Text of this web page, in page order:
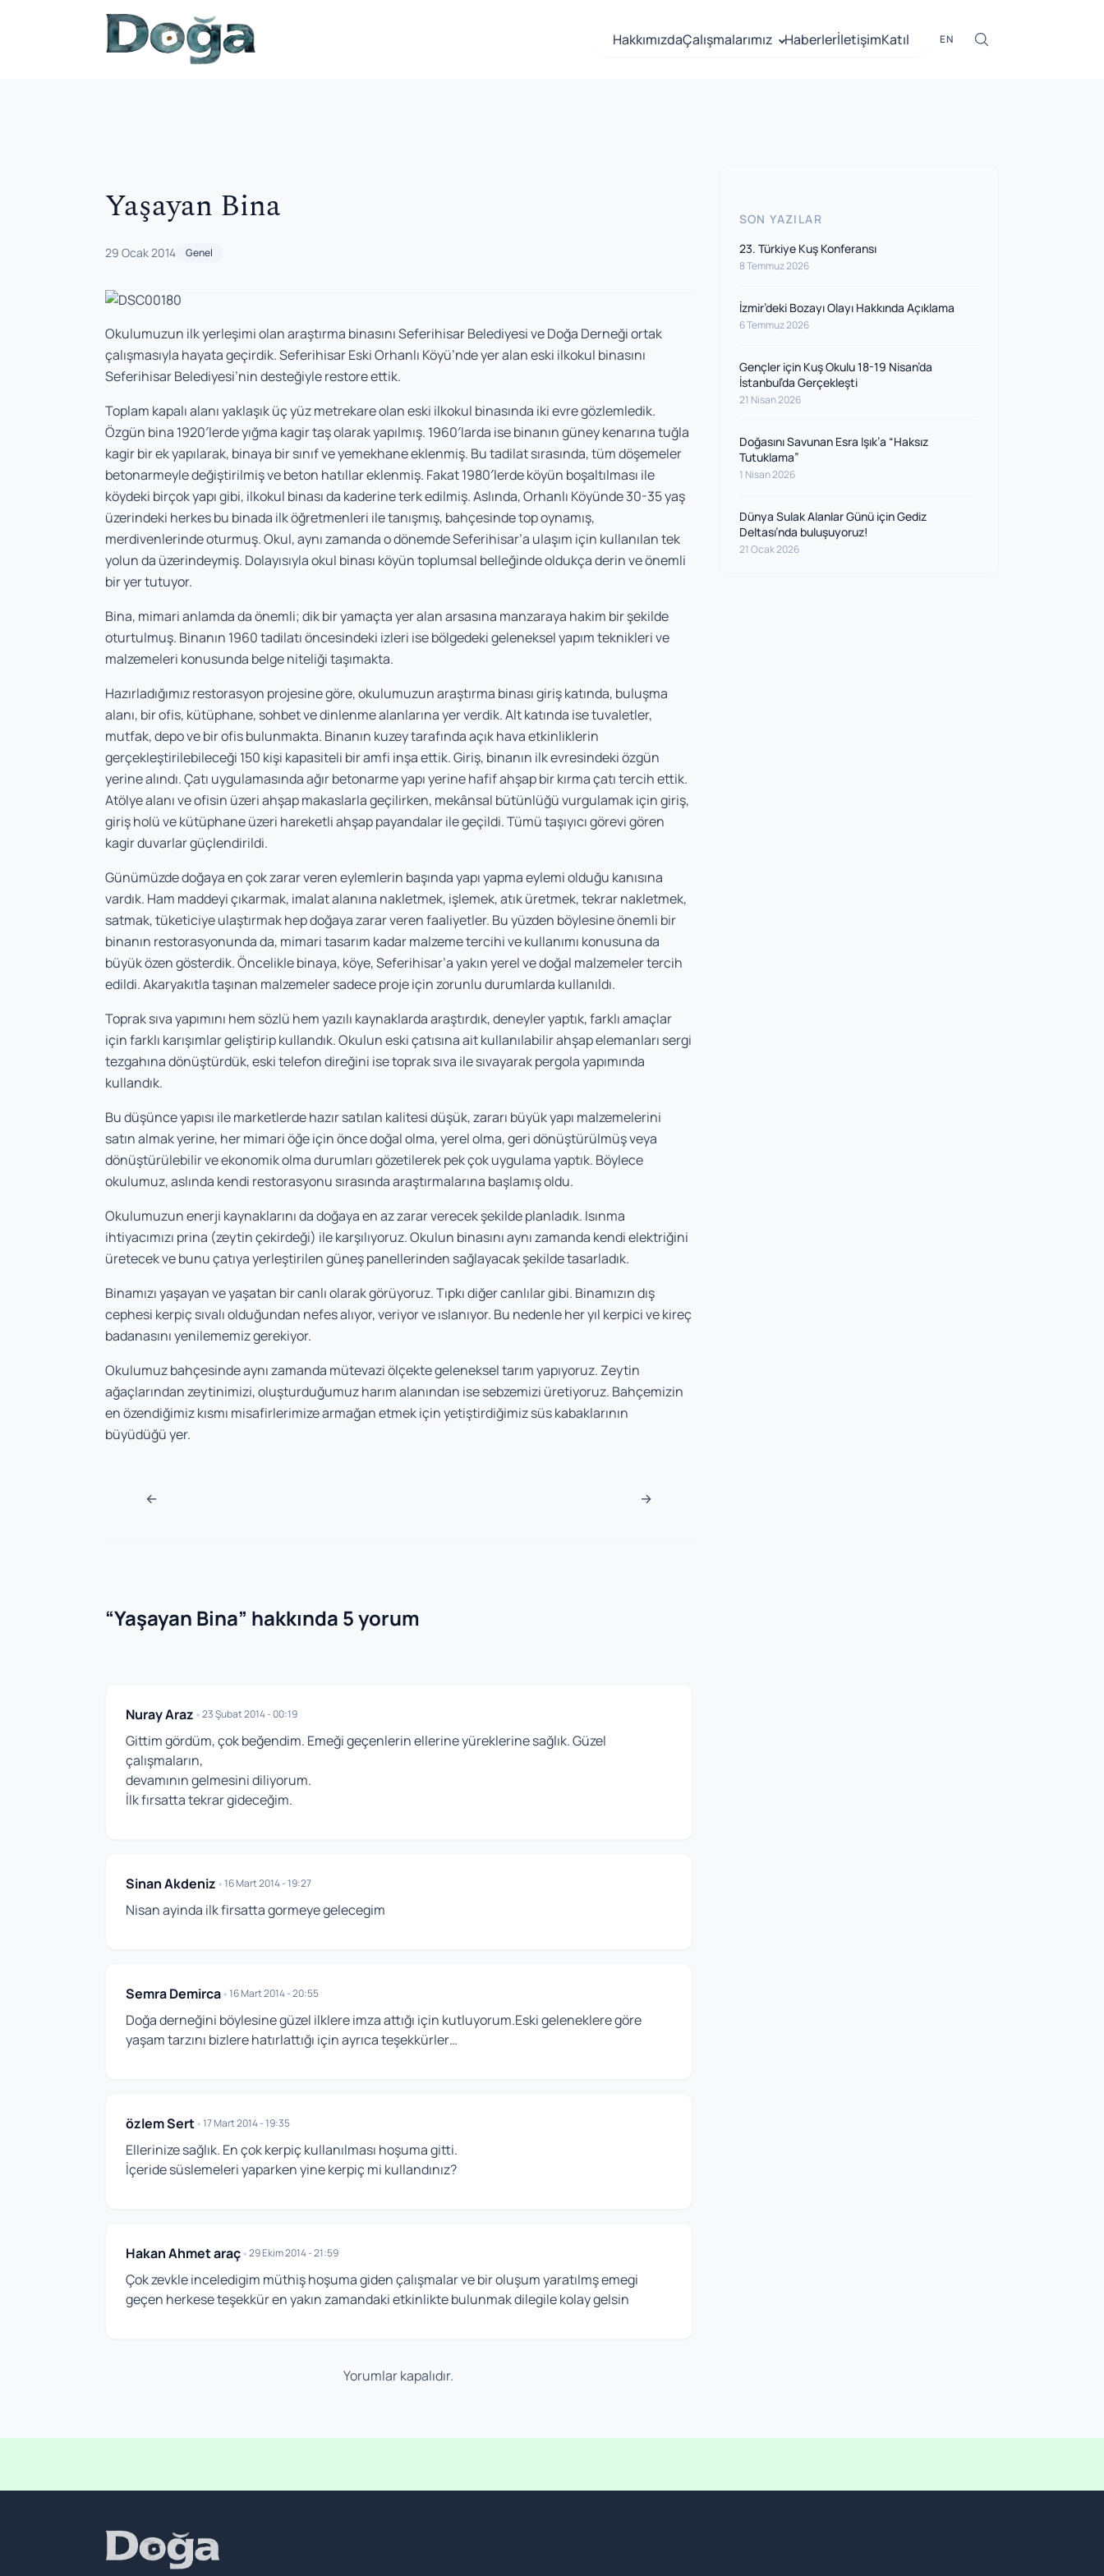
HakkımızdaÇalışmalarımız HaberlerİletişimKatıl EN
Yaşayan Bina
29 Ocak 2014 Genel
Okulumuzun ilk yerleşimi olan araştırma binasını Seferihisar Belediyesi ve Doğa Derneği ortak
çalışmasıyla hayata geçirdik. Seferihisar Eski Orhanlı Köyü’nde yer alan eski ilkokul binasını
Seferihisar Belediyesi’nin desteğiyle restore ettik.
Toplam kapalı alanı yaklaşık üç yüz metrekare olan eski ilkokul binasında iki evre gözlemledik.
Özgün bina 1920′lerde yığma kagir taş olarak yapılmış. 1960′larda ise binanın güney kenarına tuğla
kagir bir ek yapılarak, binaya bir sınıf ve yemekhane eklenmiş. Bu tadilat sırasında, tüm döşemeler
betonarmeyle değiştirilmiş ve beton hatıllar eklenmiş. Fakat 1980′lerde köyün boşaltılması ile
köydeki birçok yapı gibi, ilkokul binası da kaderine terk edilmiş. Aslında, Orhanlı Köyünde 30-35 yaş
üzerindeki herkes bu binada ilk öğretmenleri ile tanışmış, bahçesinde top oynamış,
merdivenlerinde oturmuş. Okul, aynı zamanda o dönemde Seferihisar’a ulaşım için kullanılan tek
yolun da üzerindeymiş. Dolayısıyla okul binası köyün toplumsal belleğinde oldukça derin ve önemli
bir yer tutuyor.
Bina, mimari anlamda da önemli; dik bir yamaçta yer alan arsasına manzaraya hakim bir şekilde
oturtulmuş. Binanın 1960 tadilatı öncesindeki izleri ise bölgedeki geleneksel yapım teknikleri ve
malzemeleri konusunda belge niteliği taşımakta.
Hazırladığımız restorasyon projesine göre, okulumuzun araştırma binası giriş katında, buluşma
alanı, bir ofis, kütüphane, sohbet ve dinlenme alanlarına yer verdik. Alt katında ise tuvaletler,
mutfak, depo ve bir ofis bulunmakta. Binanın kuzey tarafında açık hava etkinliklerin
gerçekleştirilebileceği 150 kişi kapasiteli bir amfi inşa ettik. Giriş, binanın ilk evresindeki özgün
yerine alındı. Çatı uygulamasında ağır betonarme yapı yerine hafif ahşap bir kırma çatı tercih ettik.
Atölye alanı ve ofisin üzeri ahşap makaslarla geçilirken, mekânsal bütünlüğü vurgulamak için giriş,
giriş holü ve kütüphane üzeri hareketli ahşap payandalar ile geçildi. Tümü taşıyıcı görevi gören
kagir duvarlar güçlendirildi.
Günümüzde doğaya en çok zarar veren eylemlerin başında yapı yapma eylemi olduğu kanısına
vardık. Ham maddeyi çıkarmak, imalat alanına nakletmek, işlemek, atık üretmek, tekrar nakletmek,
satmak, tüketiciye ulaştırmak hep doğaya zarar veren faaliyetler. Bu yüzden böylesine önemli bir
binanın restorasyonunda da, mimari tasarım kadar malzeme tercihi ve kullanımı konusuna da
büyük özen gösterdik. Öncelikle binaya, köye, Seferihisar’a yakın yerel ve doğal malzemeler tercih
edildi. Akaryakıtla taşınan malzemeler sadece proje için zorunlu durumlarda kullanıldı.
Toprak sıva yapımını hem sözlü hem yazılı kaynaklarda araştırdık, deneyler yaptık, farklı amaçlar
için farklı karışımlar geliştirip kullandık. Okulun eski çatısına ait kullanılabilir ahşap elemanları sergi
tezgahına dönüştürdük, eski telefon direğini ise toprak sıva ile sıvayarak pergola yapımında
kullandık.
Bu düşünce yapısı ile marketlerde hazır satılan kalitesi düşük, zararı büyük yapı malzemelerini
satın almak yerine, her mimari öğe için önce doğal olma, yerel olma, geri dönüştürülmüş veya
dönüştürülebilir ve ekonomik olma durumları gözetilerek pek çok uygulama yaptık. Böylece
okulumuz, aslında kendi restorasyonu sırasında araştırmalarına başlamış oldu.
Okulumuzun enerji kaynaklarını da doğaya en az zarar verecek şekilde planladık. Isınma
ihtiyacımızı prina (zeytin çekirdeği) ile karşılıyoruz. Okulun binasını aynı zamanda kendi elektriğini
üretecek ve bunu çatıya yerleştirilen güneş panellerinden sağlayacak şekilde tasarladık.
Binamızı yaşayan ve yaşatan bir canlı olarak görüyoruz. Tıpkı diğer canlılar gibi. Binamızın dış
cephesi kerpiç sıvalı olduğundan nefes alıyor, veriyor ve ıslanıyor. Bu nedenle her yıl kerpici ve kireç
badanasını yenilememiz gerekiyor.
Okulumuz bahçesinde aynı zamanda mütevazi ölçekte geleneksel tarım yapıyoruz. Zeytin
ağaçlarından zeytinimizi, oluşturduğumuz harım alanından ise sebzemizi üretiyoruz. Bahçemizin
en özendiğimiz kısmı misafirlerimize armağan etmek için yetiştirdiğimiz süs kabaklarının
büyüdüğü yer.
Navigasyon sonrası
← →
“Yaşayan Bina” hakkında 5 yorum
Nuray Araz•23 Şubat 2014 - 00:19
Gittim gördüm, çok beğendim. Emeği geçenlerin ellerine yüreklerine sağlık. Güzel
çalışmaların,
devamının gelmesini diliyorum.
İlk fırsatta tekrar gideceğim.
Sinan Akdeniz•16 Mart 2014 - 19:27
Nisan ayinda ilk firsatta gormeye gelecegim
Semra Demirca•16 Mart 2014 - 20:55
Doğa derneğini böylesine güzel ilklere imza attığı için kutluyorum.Eski geleneklere göre
yaşam tarzını bizlere hatırlattığı için ayrıca teşekkürler…
özlem Sert•17 Mart 2014 - 19:35
Ellerinize sağlık. En çok kerpiç kullanılması hoşuma gitti.
İçeride süslemeleri yaparken yine kerpiç mi kullandınız?
Hakan Ahmet araç•29 Ekim 2014 - 21:59
Çok zevkle inceledigim müthiş hoşuma giden çalışmalar ve bir oluşum yaratılmş emegi
geçen herkese teşekkür en yakın zamandaki etkinlikte bulunmak dilegile kolay gelsin
Yorumlar kapalıdır.
SON YAZILAR
23. Türkiye Kuş Konferansı
8 Temmuz 2026
İzmir’deki Bozayı Olayı Hakkında Açıklama
6 Temmuz 2026
Gençler için Kuş Okulu 18-19 Nisan’da
İstanbul’da Gerçekleşti
21 Nisan 2026
Doğasını Savunan Esra Işık’a “Haksız
Tutuklama”
1 Nisan 2026
Dünya Sulak Alanlar Günü için Gediz
Deltası’nda buluşuyoruz!
21 Ocak 2026